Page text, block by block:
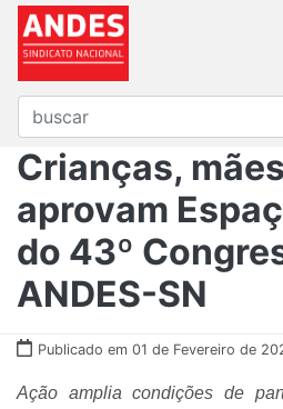
Crianças,
aprovam
do 43º
ANDES-SN
Publicado em 01 de Fevereiro de
Ação amplia condições de